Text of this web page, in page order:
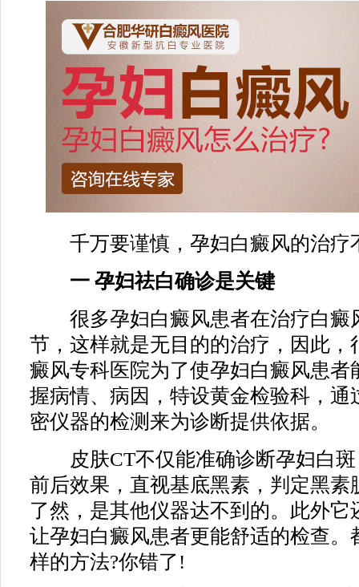
千万要谨慎，孕妇白癜风的治疗
一 孕妇祛白确诊是关键
很多孕妇白癜风患者在治疗白癜
节，这样就是无目的的治疗，因此，
癜风专科医院为了使孕妇白癜风患者
握病情、病因，特设黄金检验科，通
密仪器的检测来为诊断提供依据。
皮肤CT不仅能准确诊断孕妇白斑
前后效果，直视基底黑素，判定黑素
了然，是其他仪器达不到的。此外它
让孕妇白癜风患者更能舒适的检查。
样的方法?你错了!